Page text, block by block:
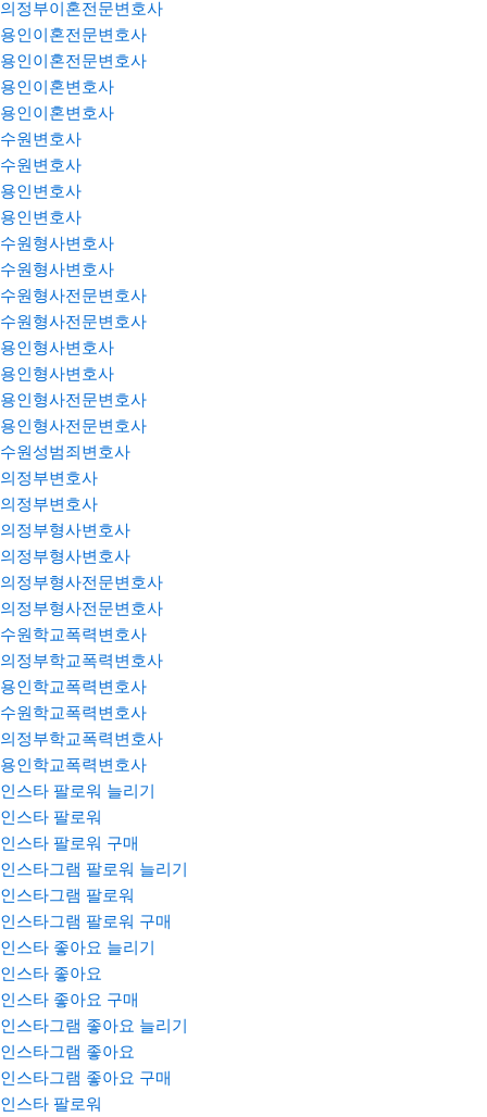
의정부이혼전문변호사
용인이혼전문변호사
용인이혼전문변호사
용인이혼변호사
용인이혼변호사
수원변호사
수원변호사
용인변호사
용인변호사
수원형사변호사
수원형사변호사
수원형사전문변호사
수원형사전문변호사
용인형사변호사
용인형사변호사
용인형사전문변호사
용인형사전문변호사
수원성범죄변호사
의정부변호사
의정부변호사
의정부형사변호사
의정부형사변호사
의정부형사전문변호사
의정부형사전문변호사
수원학교폭력변호사
의정부학교폭력변호사
용인학교폭력변호사
수원학교폭력변호사
의정부학교폭력변호사
용인학교폭력변호사
인스타 팔로워 늘리기
인스타 팔로워
인스타 팔로워 구매
인스타그램 팔로워 늘리기
인스타그램 팔로워
인스타그램 팔로워 구매
인스타 좋아요 늘리기
인스타 좋아요
인스타 좋아요 구매
인스타그램 좋아요 늘리기
인스타그램 좋아요
인스타그램 좋아요 구매
인스타 팔로워